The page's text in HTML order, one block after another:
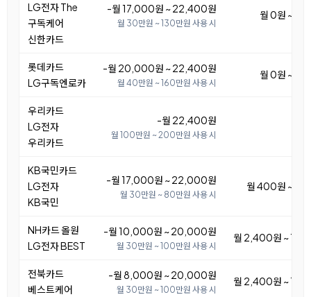
LG전자 The
구독케어
신한카드
-월 17,000원 ~ 22,400원
월 30만원 ~ 130만원 사용 시
월 0원 ~
롯데카드
LG구독엔로카
-월 20,000원 ~ 22,400원
월 40만원 ~ 160만원 사용 시
월 0원 ~
우리카드
LG전자
우리카드
-월 22,400원
월 100만원 ~ 200만원 사용 시
KB국민카드
LG전자
KB국민
-월 17,000원 ~ 22,000원
월 30만원 ~ 80만원 사용 시
월 400원 ~
NH카드 올원
LG전자 BEST
-월 10,000원 ~ 20,000원
월 30만원 ~ 100만원 사용 시
월 2,400원 ~
전북카드
베스트케어
-월 8,000원 ~ 20,000원
월 30만원 ~ 100만원 사용 시
월 2,400원 ~